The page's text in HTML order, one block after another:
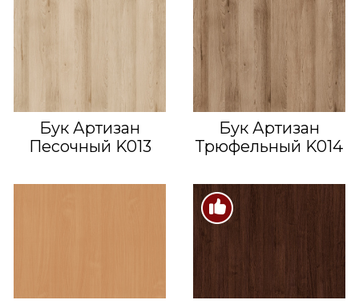
Бук Артизан
Песочный K013
Бук Артизан
Трюфельный K014